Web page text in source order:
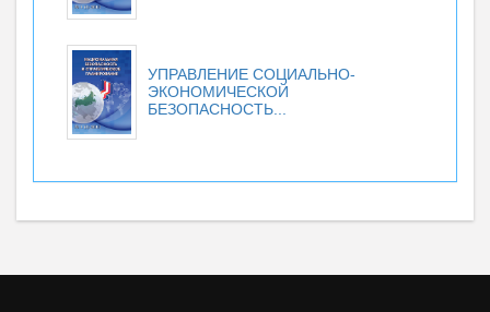
УПРАВЛЕНИЕ СОЦИАЛЬНО-
ЭКОНОМИЧЕСКОЙ
БЕЗОПАСНОСТЬ...